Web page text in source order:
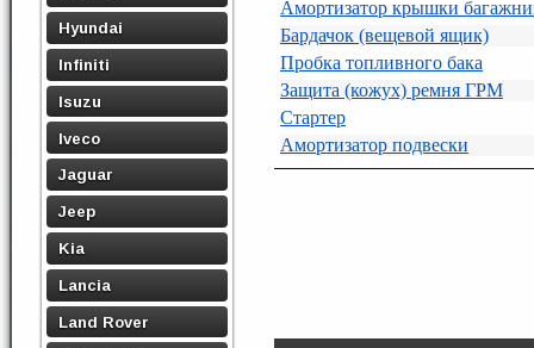
Hyundai
Infiniti
Isuzu
Iveco
Jaguar
Jeep
Kia
Lancia
Land Rover
Амортизатор крышки
Бардачок (вещевой ящик)
Пробка топливного бака
Защита (кожух) ремня ГРМ
Стартер
Амортизатор подвески